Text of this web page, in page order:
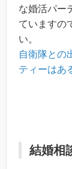
な婚活パー
ていますの
い。
自衛隊との
ティーはあ
結婚相